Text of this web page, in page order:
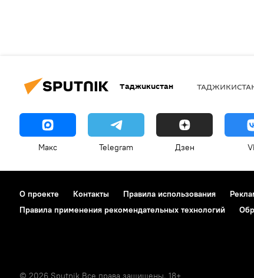
Таджикистан
Макс Telegram Дзен
О проекте Контакты Правила использования
Правила применения рекомендательных технологий
© 2026 Sputnik Все права защищены. 18+